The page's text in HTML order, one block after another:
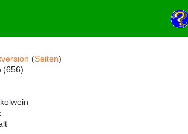
(Seiten)
(656)